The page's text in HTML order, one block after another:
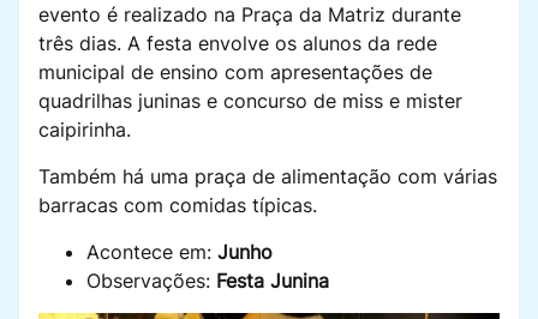
evento é realizado na Praça da Matriz durante
três dias. A festa envolve os alunos da rede
municipal de ensino com apresentações de
quadrilhas juninas e concurso de miss e mister
caipirinha.
Também há uma praça de alimentação com várias
barracas com comidas típicas.
Acontece em: Junho
Observações: Festa Junina